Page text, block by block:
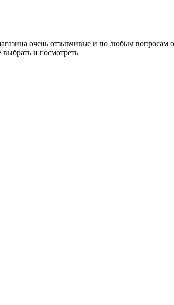
очень отзывчивые и по любым вопросам
и посмотреть